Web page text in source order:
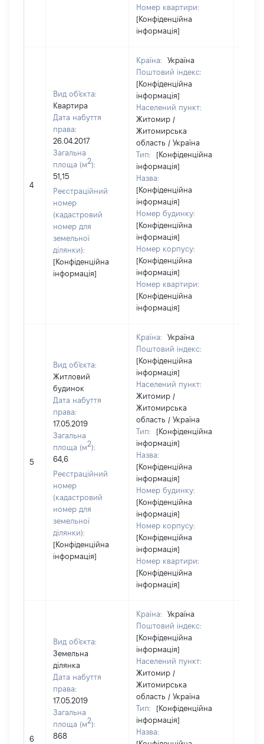
Номер квартири:
[Конфіденційна
інформація]
4
Вид об'єкта:
Квартира
Дата набуття
права:
26.04.2017
Загальна
площа (м2):
51,15
Реєстраційний
номер
(кадастровий
номер для
земельної
ділянки):
[Конфіденційна
інформація]
Країна:
Україна
Поштовий індекс:
[Конфіденційна
інформація]
Населений пункт:
Житомир /
Житомирська
область / Україна
Тип:
[Конфіденційна
інформація]
Назва:
[Конфіденційна
інформація]
Номер будинку:
[Конфіденційна
інформація]
Номер корпусу:
[Конфіденційна
інформація]
Номер квартири:
[Конфіденційна
інформація]
5
Вид об'єкта:
Житловий
будинок
Дата набуття
права:
17.05.2019
Загальна
площа (м2):
64,6
Реєстраційний
номер
(кадастровий
номер для
земельної
ділянки):
[Конфіденційна
інформація]
Країна:
Україна
Поштовий індекс:
[Конфіденційна
інформація]
Населений пункт:
Житомир /
Житомирська
область / Україна
Тип:
[Конфіденційна
інформація]
Назва:
[Конфіденційна
інформація]
Номер будинку:
[Конфіденційна
інформація]
Номер корпусу:
[Конфіденційна
інформація]
Номер квартири:
[Конфіденційна
інформація]
6
Вид об'єкта:
Земельна
ділянка
Дата набуття
права:
17.05.2019
Загальна
площа (м2):
868
Країна:
Україна
Поштовий індекс:
[Конфіденційна
інформація]
Населений пункт:
Житомир /
Житомирська
область / Україна
Тип:
[Конфіденційна
інформація]
Назва: